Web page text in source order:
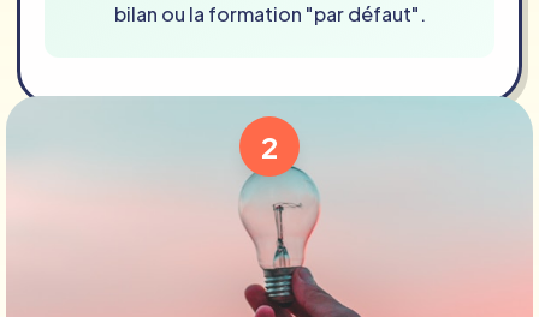
bilan ou la formation "par défaut".
2